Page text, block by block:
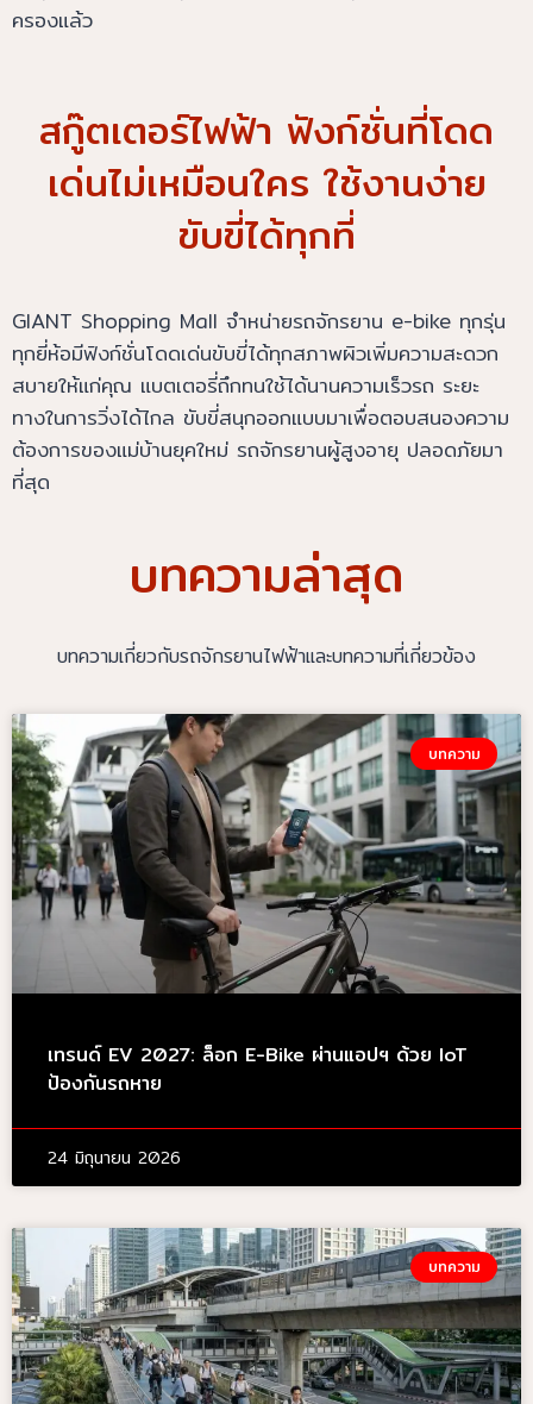
ครองแล้ว
สกู๊ตเตอร์ไฟฟ้า ฟังก์ชั่นที่โดด
เด่นไม่เหมือนใคร ใช้งานง่าย
ขับขี่ได้ทุกที่
GIANT Shopping Mall จำหน่ายรถจักรยาน e-bike ทุกรุ่น
ทุกยี่ห้อมีฟังก์ชั่นโดดเด่นขับขี่ได้ทุกสภาพผิวเพิ่มความสะดวก
สบายให้แก่คุณ แบตเตอรี่ถึกทนใช้ได้นานความเร็วรถ ระยะ
ทางในการวิ่งได้ไกล ขับขี่สนุกออกแบบมาเพื่อตอบสนองความ
ต้องการของแม่บ้านยุคใหม่ รถจักรยานผู้สูงอายุ ปลอดภัยมา
ที่สุด
บทความล่าสุด
บทความเกี่ยวกับรถจักรยานไฟฟ้าและบทความที่เกี่ยวข้อง
บทความ
เทรนด์ EV 2027: ล็อก E-Bike ผ่านแอปฯ ด้วย IoT
ป้องกันรถหาย
24 มิถุนายน 2026
บทความ